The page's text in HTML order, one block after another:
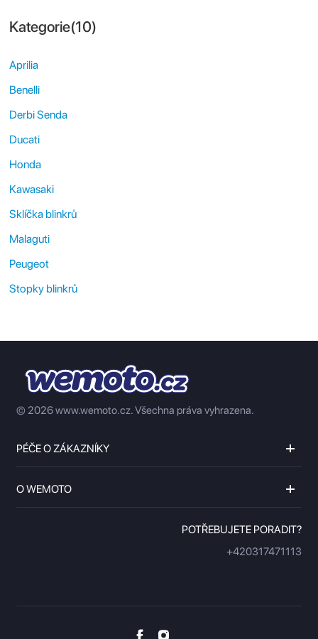
Kategorie(10)
Aprilia
Benelli
Derbi Senda
Ducati
Honda
Kawasaki
Sklíčka blinkrů
Malaguti
Peugeot
Stopky blinkrů
© 2026 www.wemoto.cz.Všechna práva vyhrazena.
PÉČE O ZÁKAZNÍKY
O WEMOTO
POTŘEBUJETE PORADIT?
+420317471113